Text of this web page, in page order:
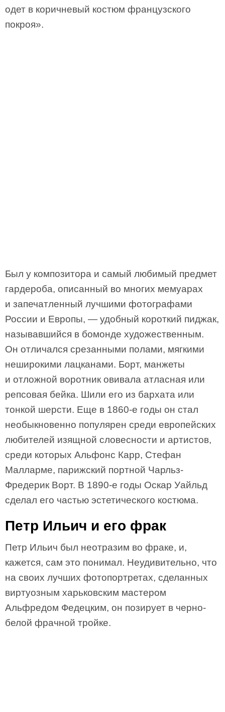
одет в коричневый костюм французского
покроя».
Был у композитора и самый любимый предмет
гардероба, описанный во многих мемуарах
и запечатленный лучшими фотографами
России и Европы, — удобный короткий пиджак,
называвшийся в бомонде художественным.
Он отличался срезанными полами, мягкими
неширокими лацканами. Борт, манжеты
и отложной воротник овивала атласная или
репсовая бейка. Шили его из бархата или
тонкой шерсти. Еще в 1860-е годы он стал
необыкновенно популярен среди европейских
любителей изящной словесности и артистов,
среди которых Альфонс Карр, Стефан
Малларме, парижский портной Чарльз-
Фредерик Ворт. В 1890-е годы Оскар Уайльд
сделал его частью эстетического костюма.
Петр Ильич и его фрак
Петр Ильич был неотразим во фраке, и,
кажется, сам это понимал. Неудивительно, что
на своих лучших фотопортретах, сделанных
виртуозным харьковским мастером
Альфредом Федецким, он позирует в черно-
белой фрачной тройке.